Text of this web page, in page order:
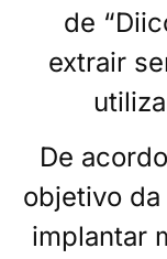
de
extrair
De
objetivo
implantar